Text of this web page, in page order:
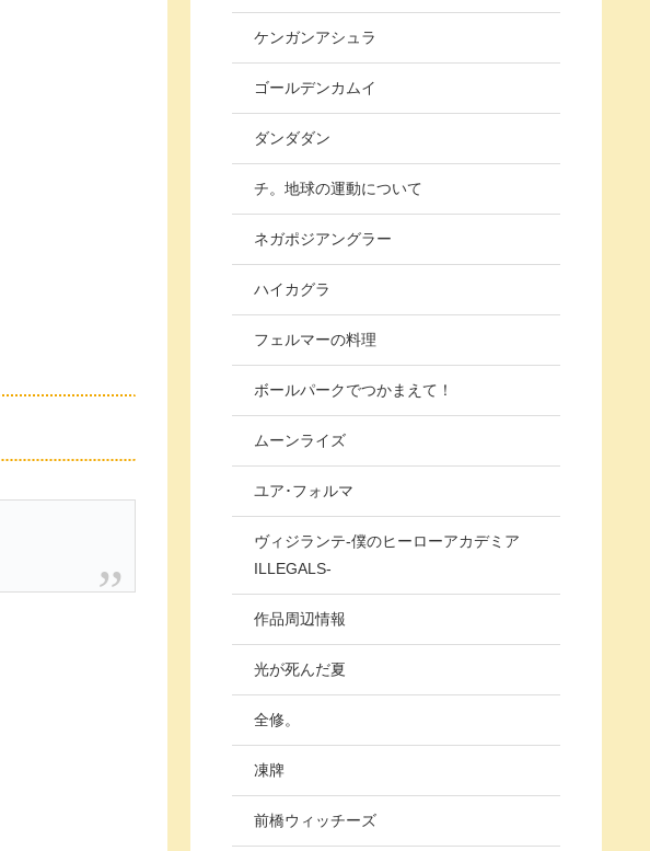
ケンガンアシュラ
ゴールデンカムイ
ダンダダン
チ。地球の運動について
ネガポジアングラー
ハイカグラ
フェルマーの料理
ボールパークでつかまえて！
ムーンライズ
ユア･フォルマ
ヴィジランテ-僕のヒーローアカデミア
ILLEGALS-
作品周辺情報
光が死んだ夏
全修。
凍牌
前橋ウィッチーズ